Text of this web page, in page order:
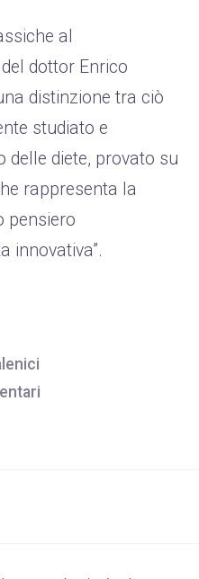
al
dottor Enrico
distinzione tra ciò
studiato e
delle diete, provato su
rappresenta la
pensiero
innovativa”.